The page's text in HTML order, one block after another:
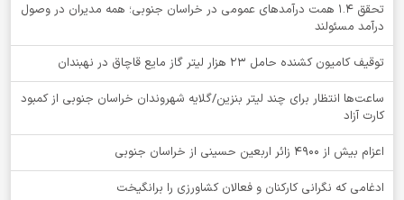
تحقق ۱.۴ همت درآمدهای عمومی در خراسان جنوبی؛ همه مدیران در وصول
درآمد مسئولند
توقيف کامیون کشنده حامل 23 هزار لیتر گاز مایع قاچاق در نهبندان
ساعت‌ها انتظار برای چند لیتر بنزین/گلایه شهروندان خراسان جنوبی از کمبود
کارت آزاد
اعزام بیش از 4900 زائر اربعین حسینی از خراسان جنوبی
ادغامی که نگرانی کارکنان و فعالان کشاورزی را برانگیخت